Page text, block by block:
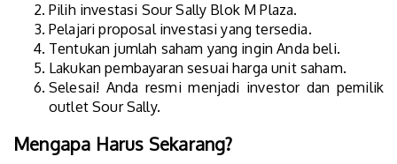
Pilih investasi Sour Sally Blok M Plaza.
Pelajari proposal investasi yang tersedia.
Tentukan jumlah saham yang ingin Anda beli.
Lakukan pembayaran sesuai harga unit saham.
Selesai! Anda resmi menjadi investor dan pemilik
outlet Sour Sally.
Mengapa Harus Sekarang?